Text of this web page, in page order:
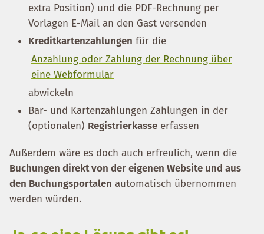
extra Position) und die PDF-Rechnung per
Vorlagen E-Mail an den Gast versenden
Kreditkartenzahlungen für die
Anzahlung oder Zahlung der Rechnung über
eine Webformular
abwickeln
Bar- und Kartenzahlungen Zahlungen in der
(optionalen) Registrierkasse erfassen
Außerdem wäre es doch auch erfreulich, wenn die
Buchungen direkt von der eigenen Website und aus
den Buchungsportalen automatisch übernommen
werden würden.